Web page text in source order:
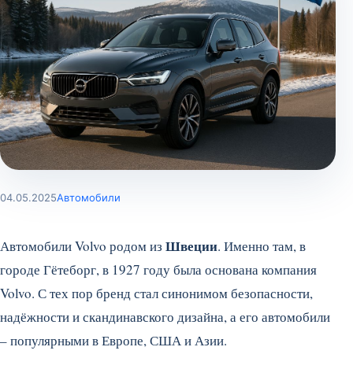
04.05.2025Автомобили
Автомобили Volvo родом из Швеции. Именно там, в
городе Гётеборг, в 1927 году была основана компания
Volvo. С тех пор бренд стал синонимом безопасности,
надёжности и скандинавского дизайна, а его автомобили
– популярными в Европе, США и Азии.